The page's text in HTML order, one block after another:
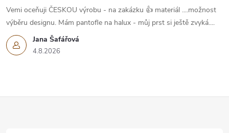
Jana Šafářová
4.8.2026
Vemi oceňuji ČESKOU výrobu - na zakázku 👍 materiál ....možnost
výběru designu. Mám pantofle na halux - můj prst si ještě zvyká....